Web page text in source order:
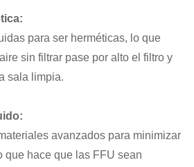
para ser herméticas, lo que
sin filtrar pase por alto el filtro y
sala limpia.
avanzados para minimizar
que hace que las FFU sean